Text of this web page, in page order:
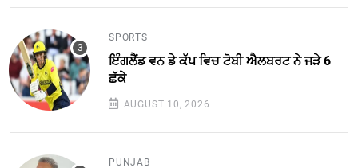
SPORTS
ਇੰਗਲੈਂਡ ਵਨ ਡੇ ਕੱਪ ਵਿਚ ਟੋਬੀ ਐਲਬਰਟ ਨੇ ਜੜੇ 6
ਛੱਕੇ
AUGUST 10, 2026
PUNJAB